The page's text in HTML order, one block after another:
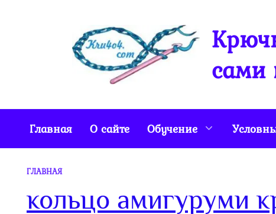
Главная О сайте Обучение
ГЛАВНАЯ
кольцо амигуруми